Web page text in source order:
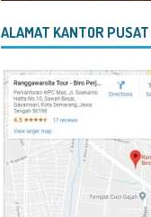
ALAMAT KANTOR